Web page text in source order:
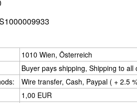
1010 Wien, Österreich
Buyer pays shipping, Shipping to
Wire transfer, Cash, Paypal ( + 2.5
1,00 EUR